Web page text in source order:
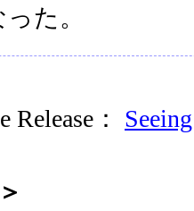
た。
Release：